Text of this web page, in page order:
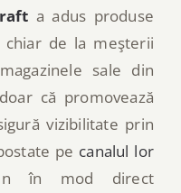
a adus produse
de la meşterii
sale din
că promovează
vizibilitate prin
pe canalul lor
în mod direct